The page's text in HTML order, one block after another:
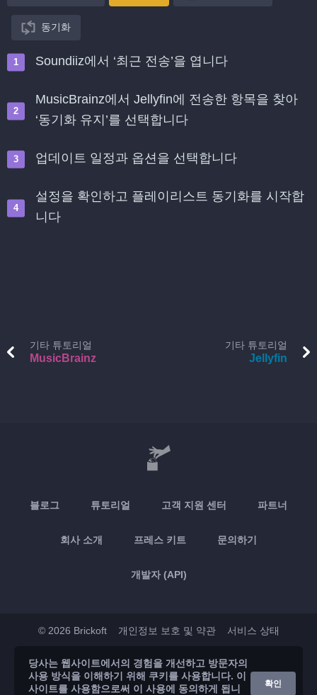
동기화
Soundiiz에서 ‘최근 전송’을 엽니다
MusicBrainz에서 Jellyfin에 전송한 항목을 찾아
‘동기화 유지’를 선택합니다
업데이트 일정과 옵션을 선택합니다
설정을 확인하고 플레이리스트 동기화를 시작합
니다
기타 튜토리얼
MusicBrainz
기타 튜토리얼
Jellyfin
블로그 튜토리얼 고객 지원 센터 파트너
회사 소개 프레스 키트 문의하기
개발자 (API)
© 2026 Brickoft 개인정보 보호 및 약관 서비스 상태
App Store Google Play
당사는 웹사이트에서의 경험을 개선하고 방문자의
사용 방식을 이해하기 위해 쿠키를 사용합니다. 이
사이트를 사용함으로써 이 사용에 동의하게 됩니
확인